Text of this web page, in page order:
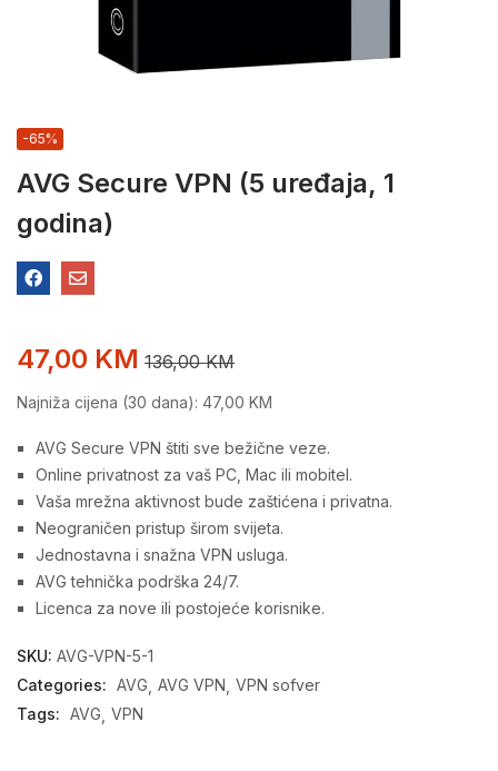
AVG Secure VPN (5 uređaja, 1
godina)
-65%
47,00 KM 136,00KM
Najniža cijena (30 dana): 47,00 KM
AVG Secure VPN štiti sve bežične veze.
Online privatnost za vaš PC, Mac ili mobitel.
Vaša mrežna aktivnost bude zaštićena i privatna.
Neograničen pristup širom svijeta.
Jednostavna i snažna VPN usluga.
AVG tehnička podrška 24/7.
Licenca za nove ili postojeće korisnike.
SKU: AVG-VPN-5-1
Categories: AVG AVG VPN VPN sofver
Tags: AVG VPN